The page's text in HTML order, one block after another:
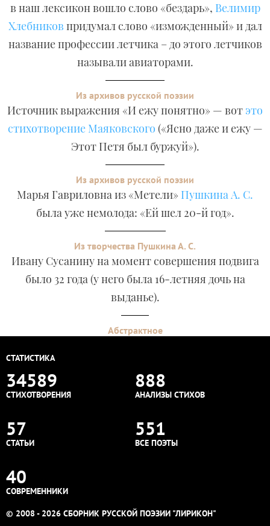
в наш лексикон вошло слово «бездарь», Велимир
Хлебников придумал слово «изможденный» и дал
название профессии летчика – до этого летчиков
называли авиаторами.
Из архивов русской поэзии
Источник выражения «И ежу понятно» — вот это
стихотворение Маяковского («Ясно даже и ежу —
Этот Петя был буржуй»).
Из архивов русской поэзии
Марья Гавриловна из «Метели» Пушкина А. С.
была уже немолода: «Ей шел 20-й год».
Из творчества Пушкина А. С.
Ивану Сусанину на момент совершения подвига
было 32 года (у него была 16-летняя дочь на
выданье).
Абстрактное
СТАТИСТИКА
34589
СТИХОТВОРЕНИЯ
888
АНАЛИЗЫ СТИХОВ
57
СТАТЬИ
551
ВСЕ ПОЭТЫ
40
СОВРЕМЕННИКИ
© 2008 - 2026 СБОРНИК РУССКОЙ ПОЭЗИИ "ЛИРИКОН"